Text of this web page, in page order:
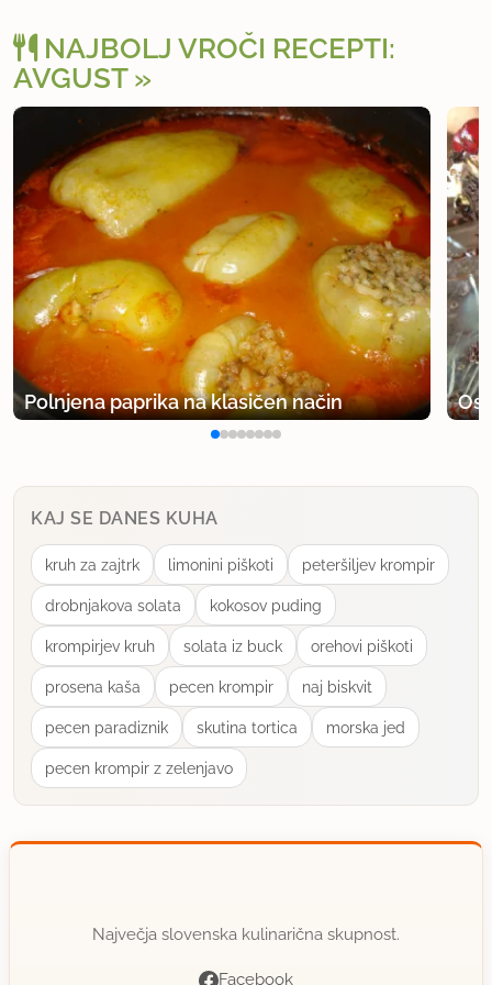
NAJBOLJ VROČI RECEPTI:
AVGUST
Polnjena paprika na klasičen način
KAJ SE DANES KUHA
kruh za zajtrk limonini piškoti peteršiljev krompir
drobnjakova solata kokosov puding
krompirjev kruh solata iz buck orehovi piškoti
prosena kaša pecen krompir naj biskvit
pecen paradiznik skutina tortica morska jed
pecen krompir z zelenjavo
Največja slovenska kulinarična skupnost.
Facebook